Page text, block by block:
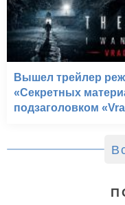
Вышел трейлер
«Секретных
подзаголовком